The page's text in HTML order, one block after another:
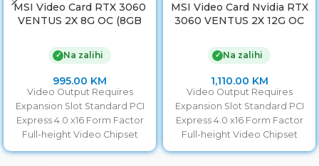
MSI Video Card RTX 3060
VENTUS 2X 8G OC (8GB
Gen4, 3x DP, 1x HDMI, 1×8-
pin Power Connector,
Retail, ATX)
✓ Na zalihi
995.00 KM
Video Output Requires
Expansion Slot Standard PCI
Express 4.0 x16 Form Factor
Full-height Video Chipset
Nvidia GeForce RTX 3060 GPU
MSI Video Card Nvidia RTX
3060 VENTUS 2X 12G OC
192-bit, GPU 1680MHz
(Boost 1807MHz), RAY
TRACING, 2xFan, PCIe 4.0,
1xHDMI 2.1, 3xDP v.1.4, 8
pin, 170W) Low Hash Rate!
✓ Na zalihi
1,110.00 KM
Video Output Requires
Expansion Slot Standard PCI
Express 4.0 x16 Form Factor
Full-height Video Chipset
Nvidia GeForce RTX 3060 GPU